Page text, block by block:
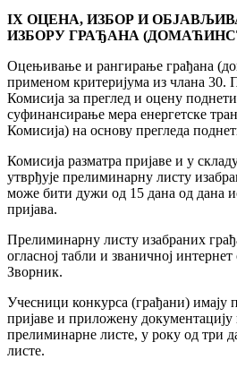
IX ОЦЕНА, ИЗБОР И
ИЗБОРУ ГРАЂАНА
Оцењивање и рангирање грађана
применом критеријума из члана 30.
Комисија за преглед и оцену
суфинансирање мера енергетске
Комисија) на основу прегледа
Комисија разматра пријаве и у
утврђује прелиминарну листу
може бити дужи од 15 дана од дана
пријава.
Прелиминарну листу изабраних
огласној табли и званичној
Зворник.
Учесници конкурса (грађани) имају
пријаве и приложену
прелиминарне листе, у року од три
листе.